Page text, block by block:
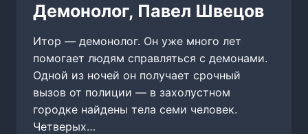
Демонолог, Павел Швецов
Итор — демонолог. Он уже много лет
помогает людям справляться с демонами.
Одной из ночей он получает срочный
вызов от полиции — в захолустном
городке найдены тела семи человек.
Четверых…